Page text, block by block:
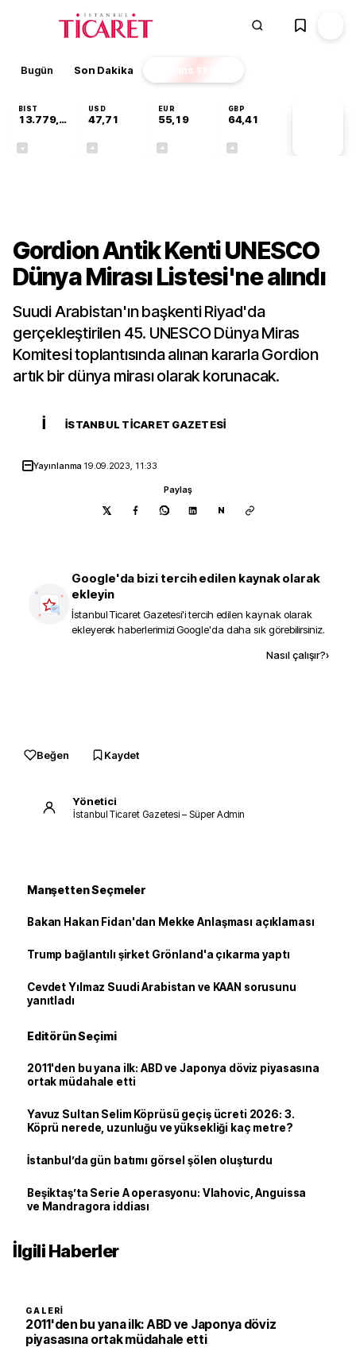
Bugün Son Dakika Finans EKSTRA
BIST
13.779,39
USD
47,71
EUR
55,19
GBP
64,41
Gordion Antik Kenti UNESCO
Dünya Mirası Listesi'ne alındı
Suudi Arabistan'ın başkenti Riyad'da
gerçekleştirilen 45. UNESCO Dünya Miras
Komitesi toplantısında alınan kararla Gordion
artık bir dünya mirası olarak korunacak.
İ İSTANBUL TICARET GAZETESI
Yayınlanma 19.09.2023, 11:33
Paylaş
N
Google'da bizi tercih edilen kaynak olarak
ekleyin
İstanbul Ticaret Gazetesi'i tercih edilen kaynak olarak
ekleyerek haberlerimizi Google'da daha sık görebilirsiniz.
Nasıl çalışır?›
Beğen Kaydet
Yönetici
İstanbul Ticaret Gazetesi – Süper Admin
Manşetten Seçmeler
Bakan Hakan Fidan'dan Mekke Anlaşması açıklaması
Trump bağlantılı şirket Grönland'a çıkarma yaptı
Cevdet Yılmaz Suudi Arabistan ve KAAN sorusunu
yanıtladı
Editörün Seçimi
2011'den bu yana ilk: ABD ve Japonya döviz piyasasına
ortak müdahale etti
Yavuz Sultan Selim Köprüsü geçiş ücreti 2026: 3.
Köprü nerede, uzunluğu ve yüksekliği kaç metre?
İstanbul’da gün batımı görsel şölen oluşturdu
Beşiktaş’ta Serie A operasyonu: Vlahovic, Anguissa
ve Mandragora iddiası
İlgili Haberler
GALERI
2011'den bu yana ilk: ABD ve Japonya döviz
piyasasına ortak müdahale etti